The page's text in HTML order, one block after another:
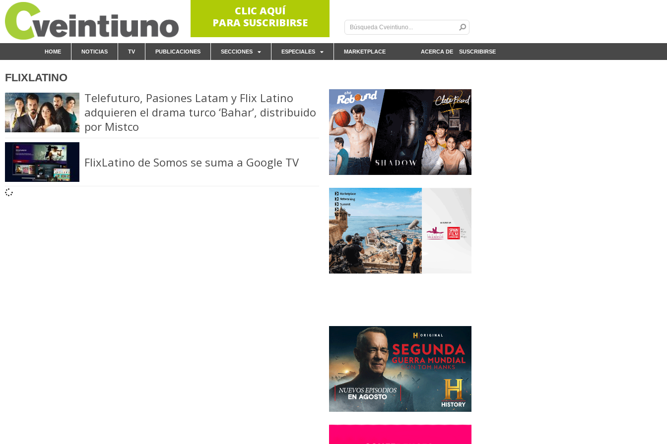
CLIC AQUÍ
PARA SUSCRIBIRSE
ACERCA DE
HOME NOTICIAS TV PUBLICACIONES SECCIONES ESPECIALES MARKETPLACE SUSCRIBIRSE
FLIXLATINO
Telefuturo, Pasiones Latam y Flix Latino
adquieren el drama turco ‘Bahar’, distribuido
por Mistco
FlixLatino de Somos se suma a Google TV